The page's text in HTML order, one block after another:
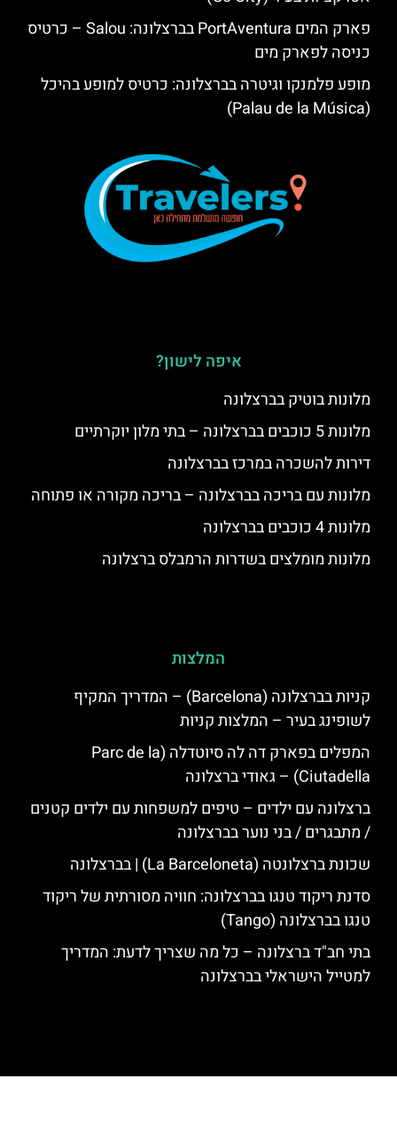
פארק המים PortAventura בברצלונה: Salou – כרטיס
כניסה לפארק מים
מופע פלמנקו וגיטרה בברצלונה: כרטיס למופע בהיכל
(Palau de la Música)
איפה לישון?
מלונות בוטיק בברצלונה
מלונות 5 כוכבים בברצלונה – בתי מלון יוקרתיים
דירות להשכרה במרכז בברצלונה
מלונות עם בריכה בברצלונה – בריכה מקורה או פתוחה
מלונות 4 כוכבים בברצלונה
מלונות מומלצים בשדרות הרמבלס ברצלונה
המלצות
קניות בברצלונה (Barcelona) – המדריך המקיף
לשופינג בעיר – המלצות קניות
המפלים בפארק דה לה סיוטדלה (Parc de la
Ciutadella) – גאודי ברצלונה
ברצלונה עם ילדים – טיפים למשפחות עם ילדים קטנים
/ מתבגרים / בני נוער בברצלונה
שכונת ברצלונטה (La Barceloneta) | בברצלונה
סדנת ריקוד טנגו בברצלונה: חוויה מסורתית של ריקוד
טנגו בברצלונה (Tango)
בתי חב"ד ברצלונה – כל מה שצריך לדעת: המדריך
למטייל הישראלי בברצלונה